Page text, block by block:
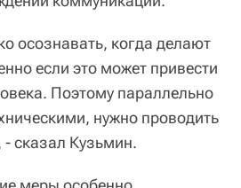
осознавать, когда делают
если это может привести
Поэтому параллельно
нужно проводить
сказал Кузьмин.